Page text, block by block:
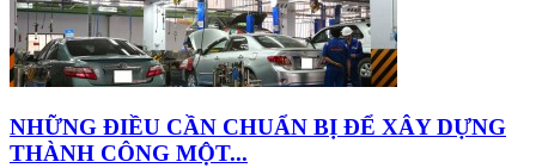
NHỮNG ĐIỀU CẦN CHUẨN BỊ ĐỂ XÂY DỰNG
THÀNH CÔNG MỘT...